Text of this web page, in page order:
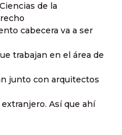
de la
cabecera va a ser
trabajan en el área de
junto con arquitectos
Así que ahí